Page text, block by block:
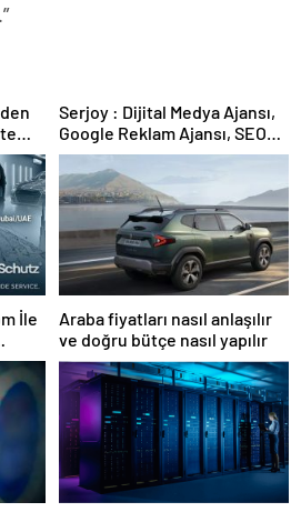
Serjoy : Dijital Medya Ajansı,
Google Reklam Ajansı, SEO
Ajansı ve Web Tasarım Ajansı
İle
Araba fiyatları nasıl anlaşılır
ve doğru bütçe nasıl yapılır